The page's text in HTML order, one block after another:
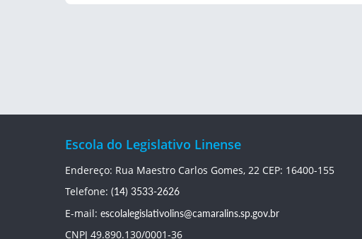
Escola do Legislativo Linense
Endereço: Rua Maestro Carlos Gomes, 22 CEP: 16400-155
Telefone: (14) 3533-2626
E-mail: escolalegislativolins@camaralins.sp.gov.br
CNPJ 49.890.130/0001-36